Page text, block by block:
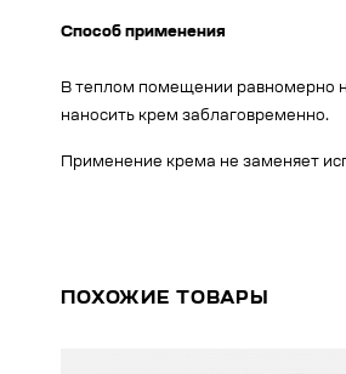
Способ применения
В теплом помещении равномерно
наносить крем заблаговременно.
Применение крема не заменяет
ПОХОЖИЕ ТОВАРЫ